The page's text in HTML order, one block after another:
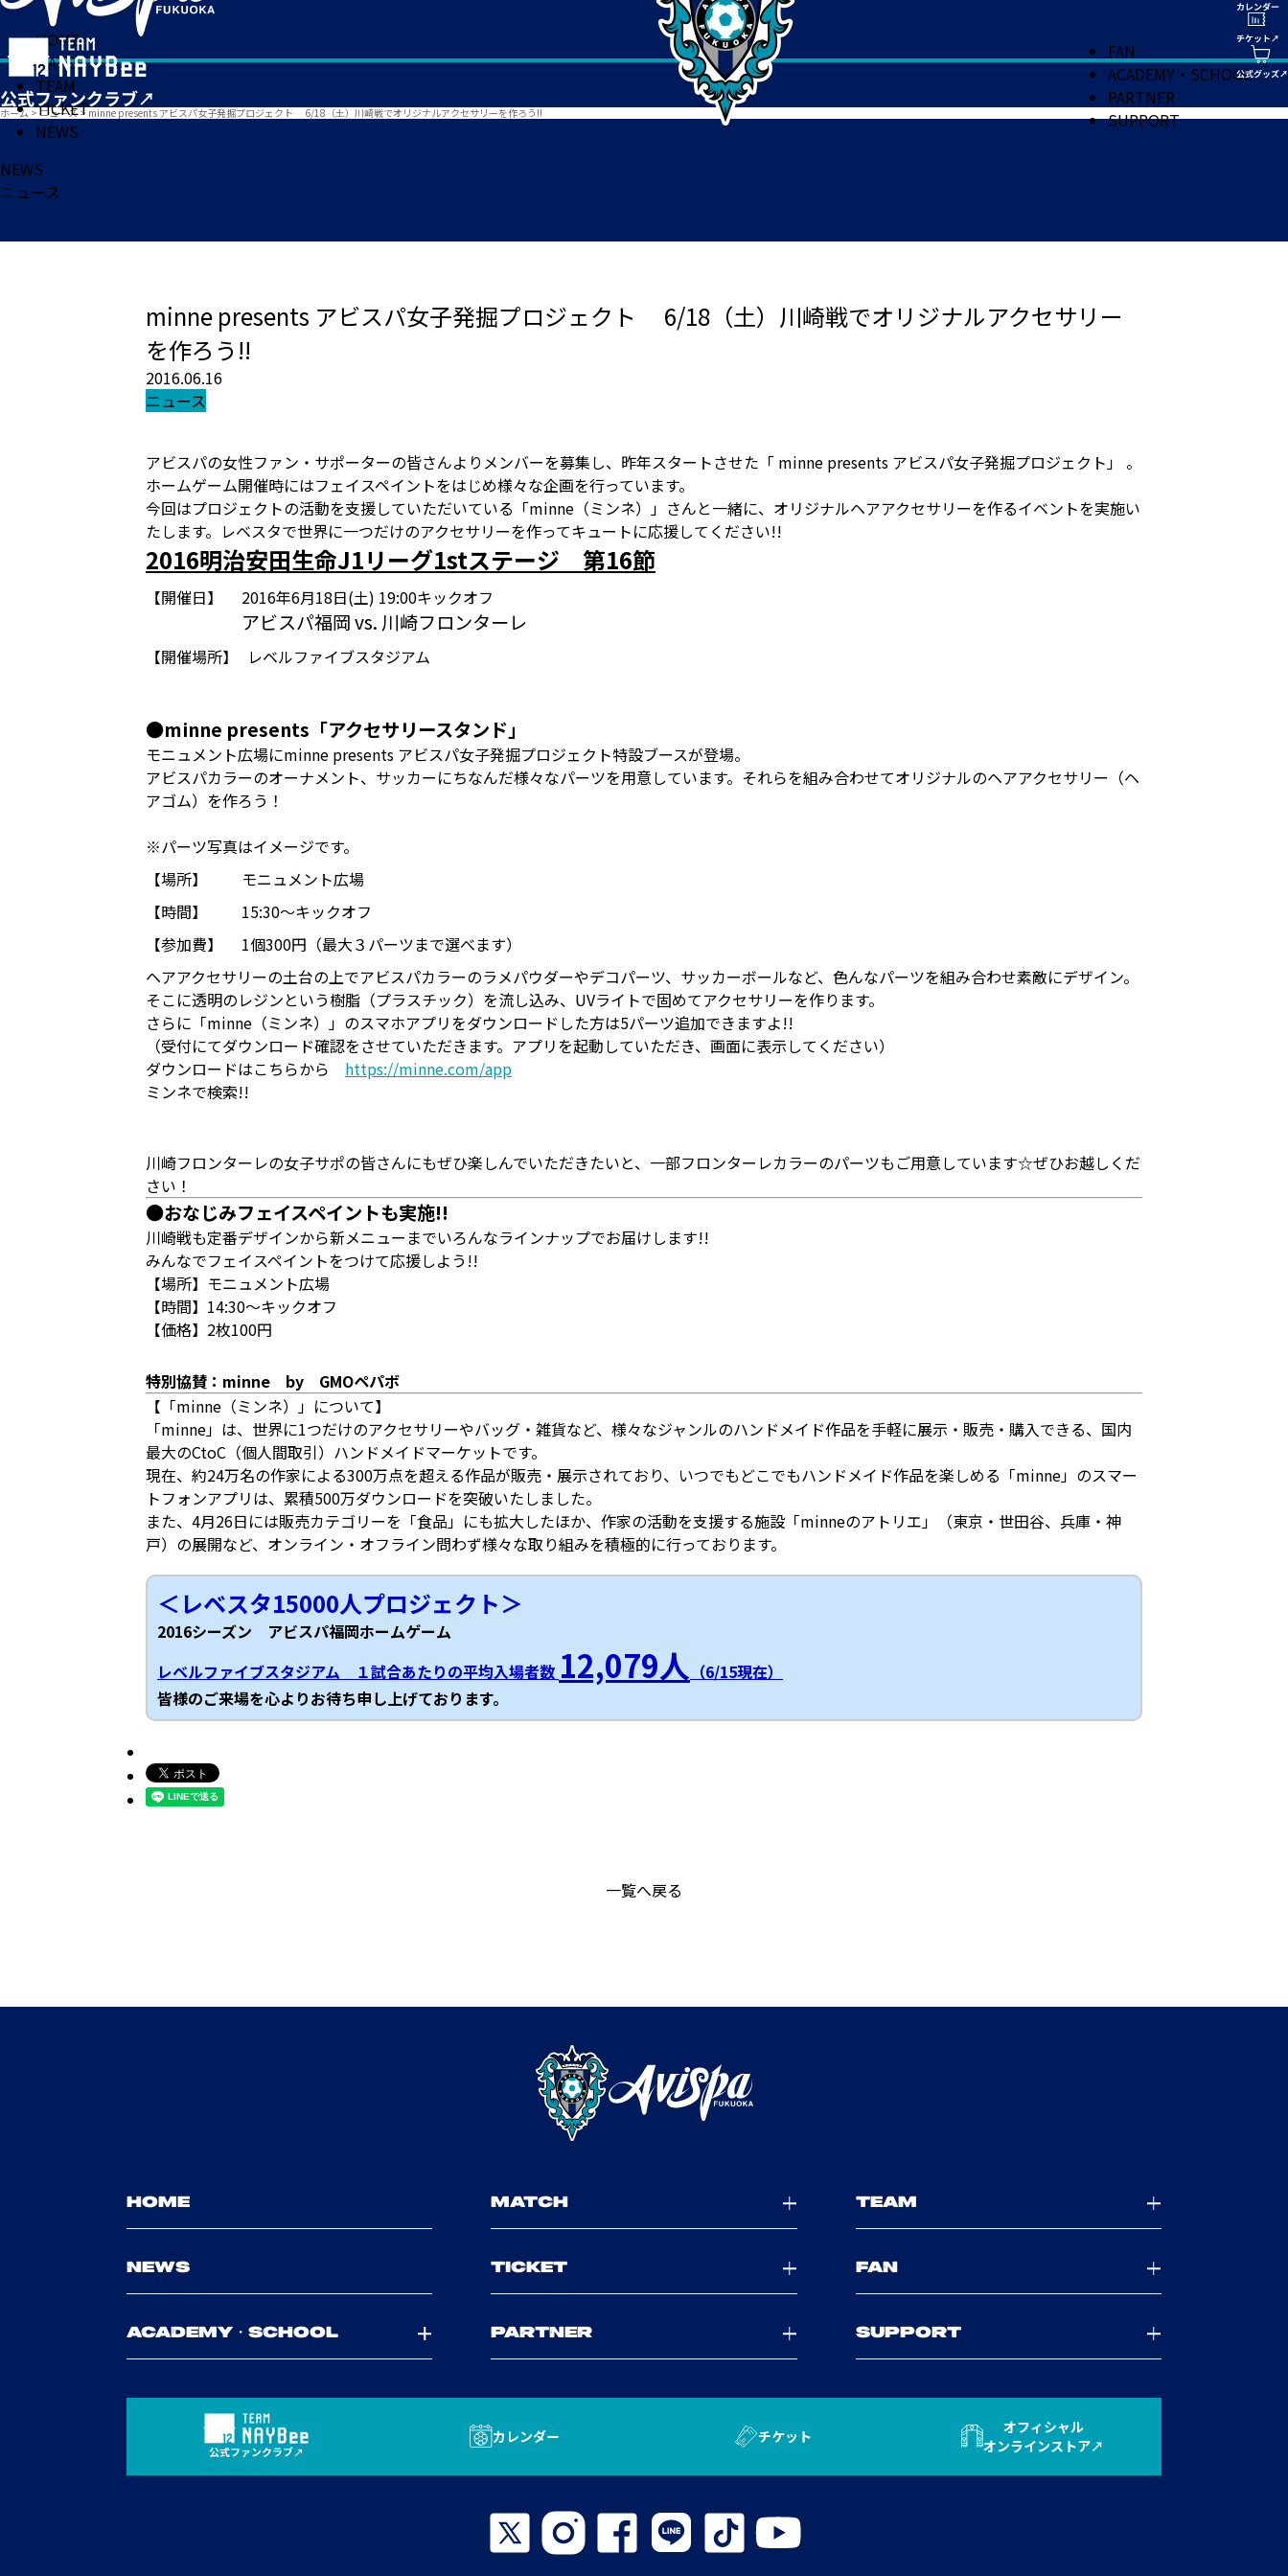
HOME
MATCH
TEAM
TICKET
NEWS
FAN
ACADEMY・SCHOOL
PARTNER
SUPPORT
ホーム > ニュース> minne presents アビスパ女子発掘プロジェクト 6/18（土）川崎戦でオリジナルアクセサリーを作ろう!!
NEWS
ニュース
minne presents アビスパ女子発掘プロジェクト 6/18（土）川崎戦でオリジナルアクセサリー
を作ろう!!
2016.06.16
ニュース
アビスパの女性ファン・サポーターの皆さんよりメンバーを募集し、昨年スタートさせた「 minne presents アビスパ女子発掘プロジェクト」 。
ホームゲーム開催時にはフェイスペイントをはじめ様々な企画を行っています。
今回はプロジェクトの活動を支援していただいている「minne（ミンネ）」さんと一緒に、オリジナルヘアアクセサリーを作るイベントを実施い
たします。レベスタで世界に一つだけのアクセサリーを作ってキュートに応援してください!!
2016明治安田生命J1リーグ1stステージ 第16節
【開催日】 2016年6月18日(土) 19:00キックオフ
アビスパ福岡 vs. 川崎フロンターレ
【開催場所】 レベルファイブスタジアム
●minne presents「アクセサリースタンド」
モニュメント広場にminne presents アビスパ女子発掘プロジェクト特設ブースが登場。
アビスパカラーのオーナメント、サッカーにちなんだ様々なパーツを用意しています。それらを組み合わせてオリジナルのヘアアクセサリー（ヘ
アゴム）を作ろう！
※パーツ写真はイメージです。
【場所】
モニュメント広場
【時間】
15:30～キックオフ
【参加費】
1個300円（最大３パーツまで選べます）
ヘアアクセサリーの土台の上でアビスパカラーのラメパウダーやデコパーツ、サッカーボールなど、色んなパーツを組み合わせ素敵にデザイン。
そこに透明のレジンという樹脂（プラスチック）を流し込み、UVライトで固めてアクセサリーを作ります。
さらに「minne（ミンネ）」のスマホアプリをダウンロードした方は5パーツ追加できますよ!!
（受付にてダウンロード確認をさせていただきます。アプリを起動していただき、画面に表示してください）
ダウンロードはこちらから https://minne.com/app
ミンネで検索!!
川崎フロンターレの女子サポの皆さんにもぜひ楽しんでいただきたいと、一部フロンターレカラーのパーツもご用意しています☆ぜひお越しくだ
さい！
●おなじみフェイスペイントも実施!!
川崎戦も定番デザインから新メニューまでいろんなラインナップでお届けします!!
みんなでフェイスペイントをつけて応援しよう!!
【場所】モニュメント広場
【時間】14:30～キックオフ
【価格】2枚100円
特別協賛：minne by GMOペパボ
【「minne（ミンネ）」について】
「minne」は、世界に1つだけのアクセサリーやバッグ・雑貨など、様々なジャンルのハンドメイド作品を手軽に展示・販売・購入できる、国内
最大のCtoC（個人間取引）ハンドメイドマーケットです。
現在、約24万名の作家による300万点を超える作品が販売・展示されており、いつでもどこでもハンドメイド作品を楽しめる「minne」のスマー
トフォンアプリは、累積500万ダウンロードを突破いたしました。
また、4月26日には販売カテゴリーを「食品」にも拡大したほか、作家の活動を支援する施設「minneのアトリエ」（東京・世田谷、兵庫・神
戸）の展開など、オンライン・オフライン問わず様々な取り組みを積極的に行っております。
＜レベスタ15000人プロジェクト＞
2016シーズン アビスパ福岡ホームゲーム
レベルファイブスタジアム １試合あたりの平均入場者数 12,079人 （6/15現在）
皆様のご来場を心よりお待ち申し上げております。
一覧へ戻る
HOME MATCH TEAM
NEWS TICKET FAN
ACADEMY・SCHOOL PARTNER SUPPORT
公式ファンクラブ
カレンダー チケット
オフィシャル
オンラインストア